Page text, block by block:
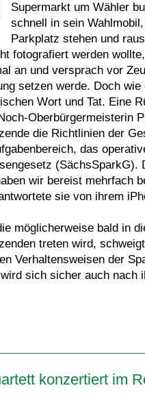
Supermarkt um Wähler
schnell in sein
Parkplatz stehen und
fotografiert werden
an und versprach vor
setzen werde. Doch
Wort und Tat. Eine
Oberbürgermeisterin
die Richtlinien der
das
wir bereist mehrfach
sie von ihrem
möglicherweise bald in
treten wird,
Verhaltensweisen der
sich sicher auch nach
konzertiert im